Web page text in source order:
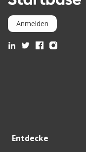
Anmelden
Entdecke